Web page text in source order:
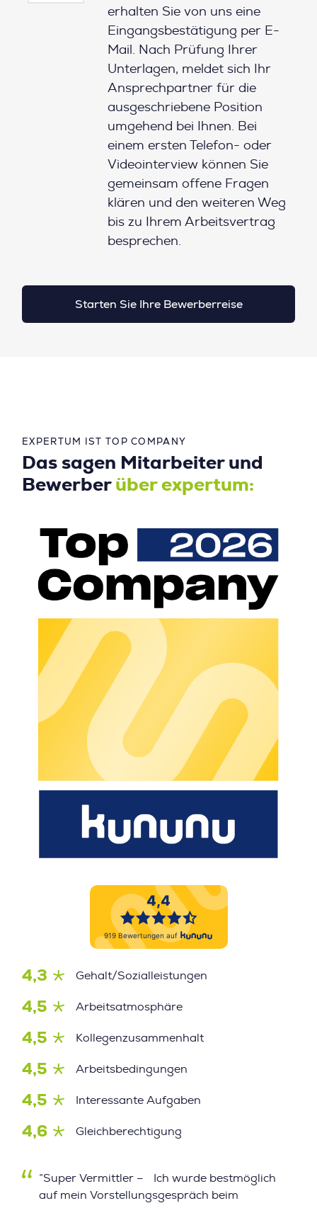
erhalten Sie von uns eine
Eingangsbestätigung per E-
Mail. Nach Prüfung Ihrer
Unterlagen, meldet sich Ihr
Ansprechpartner für die
ausgeschriebene Position
umgehend bei Ihnen. Bei
einem ersten Telefon- oder
Videointerview können Sie
gemeinsam offene Fragen
klären und den weiteren Weg
bis zu Ihrem Arbeitsvertrag
besprechen.
Starten Sie Ihre Bewerberreise
EXPERTUM IST TOP COMPANY
Das sagen Mitarbeiter und
Bewerber über expertum:
4,3 Gehalt/Sozialleistungen
4,5 Arbeitsatmosphäre
4,5 Kollegenzusammenhalt
4,5 Arbeitsbedingungen
4,5 Interessante Aufgaben
4,6 Gleichberechtigung
”Super Vermittler – Ich wurde bestmöglich
auf mein Vorstellungsgespräch beim